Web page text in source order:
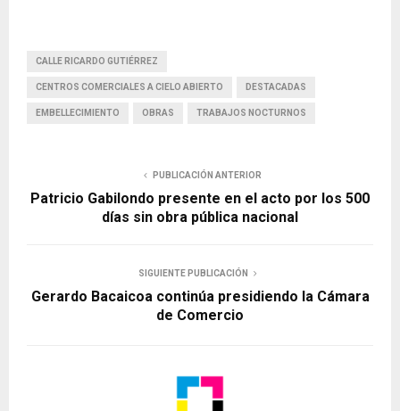
CALLE RICARDO GUTIÉRREZ
CENTROS COMERCIALES A CIELO ABIERTO DESTACADAS
EMBELLECIMIENTO OBRAS TRABAJOS NOCTURNOS
PUBLICACIÓN ANTERIOR
Patricio Gabilondo presente en el acto por los 500
días sin obra pública nacional
SIGUIENTE PUBLICACIÓN
Gerardo Bacaicoa continúa presidiendo la Cámara
de Comercio